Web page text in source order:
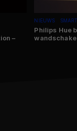
–
NIEUWS
Philips Hue